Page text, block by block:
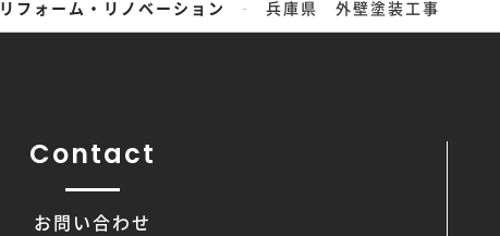
リフォーム・リノベーション - 兵庫県 外壁塗装工事
Contact
お問い合わせ